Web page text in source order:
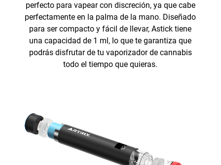
perfecto para vapear con discreción, ya que cabe
perfectamente en la palma de la mano. Diseñado
para ser compacto y fácil de llevar, Astick tiene
una capacidad de 1 ml, lo que te garantiza que
podrás disfrutar de tu vaporizador de cannabis
todo el tiempo que quieras.